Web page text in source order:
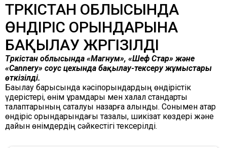
ТҮРКІСТАН ОБЛЫСЫНДА
ӨНДІРІС ОРЫНДАРЫНА
БАҚЫЛАУ ЖҮРГІЗІЛДІ
Түркістан облысында «Магнум», «Шеф Стар» және
«Cannery» соус цехында бақылау-тексеру жұмыстары
өткізілді.
Бақылау барысында кәсіпорындардың өндірістік
үдерістері, өнім құрамдары мен халал стандарты
талаптарының сақталуы назарға алынды. Сонымен қатар
өндіріс орындарындағы тазалық, шикізат көздері және
дайын өнімдердің сәйкестігі тексерілді.